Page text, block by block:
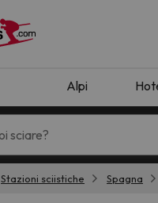
Alpi
Stazioni sciistiche Spagna